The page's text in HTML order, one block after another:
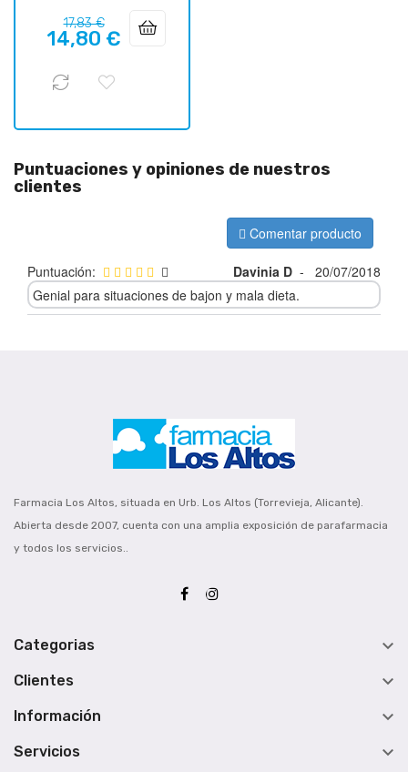
Precio
regular
17,83 €Precio
14,80 €
Puntuaciones y opiniones de nuestros
clientes
Comentar producto
Puntuación: Davinia D -
20/07/2018
Genial para situaciones de bajon y mala dieta.
Farmacia Los Altos, situada en Urb. Los Altos (Torrevieja, Alicante).
Abierta desde 2007, cuenta con una amplia exposición de parafarmacia
y todos los servicios..
Categorias 
Clientes 
Información 
Servicios 